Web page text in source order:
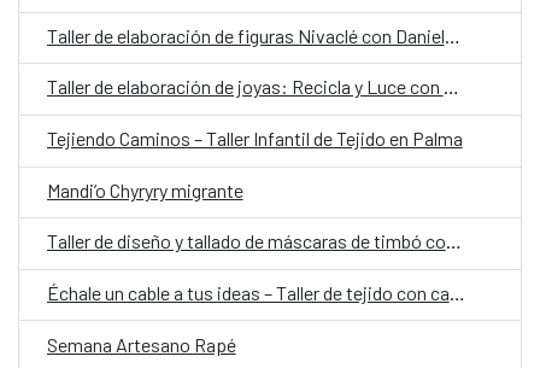
Taller de elaboración de figuras Nivaclé con Daniela Benítez
Taller de elaboración de joyas: Recicla y Luce con Cateura Accesorios
Tejiendo Caminos – Taller Infantil de Tejido en Palma
Mandi’o Chyryry migrante
Taller de diseño y tallado de máscaras de timbó con Néstor Portillo y Lucas We
Échale un cable a tus ideas – Taller de tejido con cable
Semana Artesano Rapé